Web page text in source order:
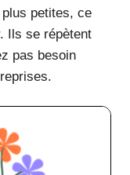
petites, ce
Ils se répètent
pas besoin